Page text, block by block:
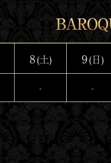
8(土) 9(日)
- -